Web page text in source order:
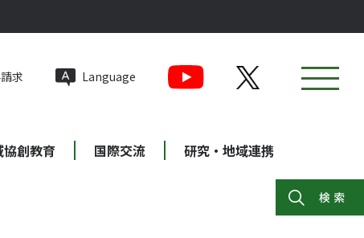
求 Language
創教育 国際交流 研究・地域連携